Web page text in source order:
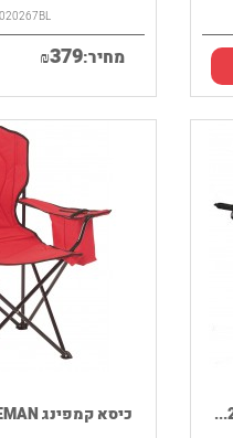
מחיר: ₪379
כיסא קמפינג COLEMAN דגם 200...